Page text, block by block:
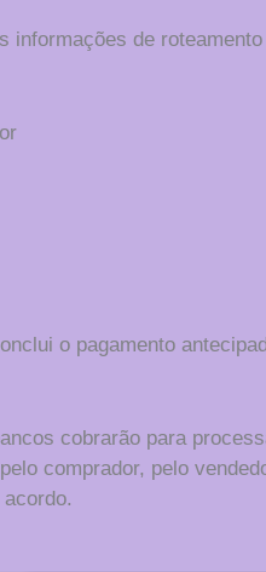
informações de
o pagamento
cobrarão para
comprador, pelo